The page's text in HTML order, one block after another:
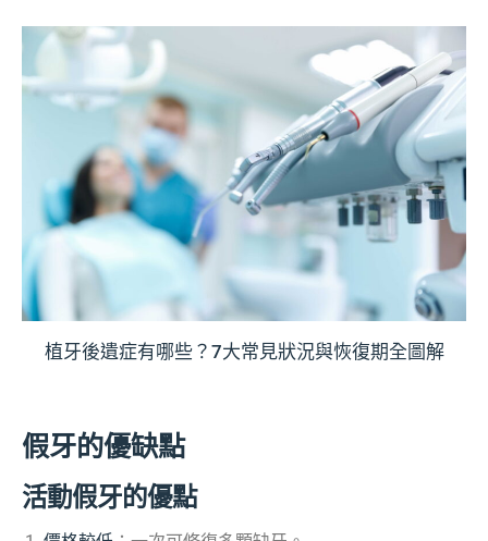
植牙後遺症有哪些？7大常見狀況與恢復期全圖解
假牙的優缺點
活動假牙的優點